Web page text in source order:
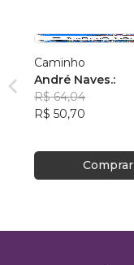
Caminho
André Naves.:
R$ 64,04
R$ 50,70
Comprar